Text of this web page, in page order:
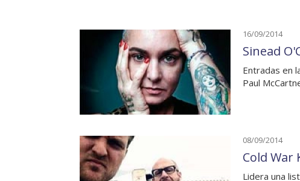
16/09/2014
Sinead
Entradas en
Paul
08/09/2014
Cold War
Lidera una